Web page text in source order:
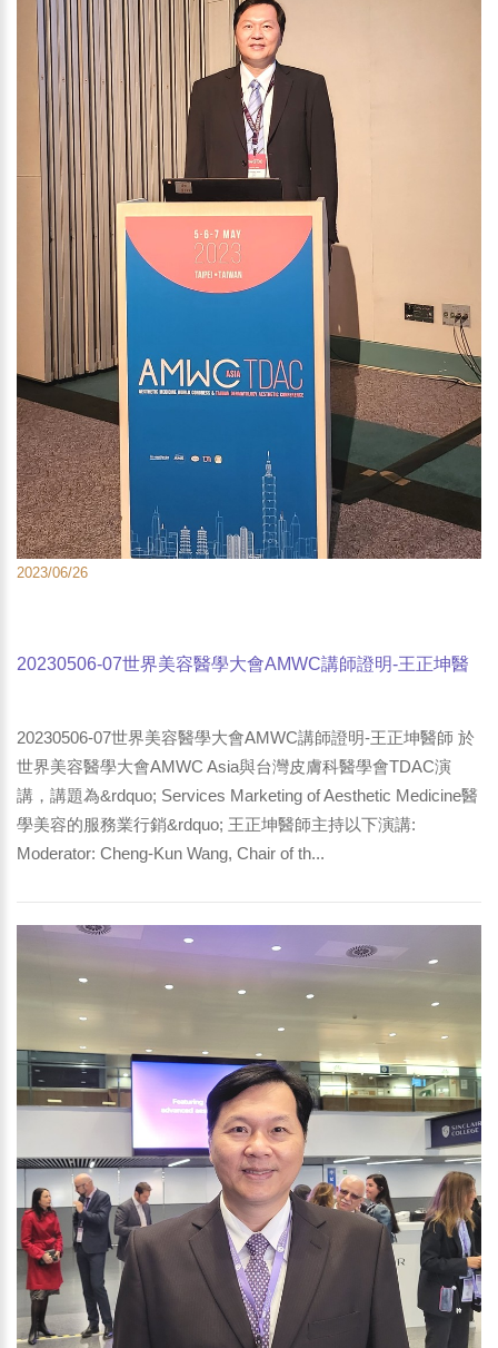
2023/06/26
20230506-07世界美容醫學大會AMWC講師證明-王正坤醫
20230506-07世界美容醫學大會AMWC講師證明-王正坤醫師 於
世界美容醫學大會AMWC Asia與台灣皮膚科醫學會TDAC演
講，講題為&rdquo; Services Marketing of Aesthetic Medicine醫
學美容的服務業行銷&rdquo; 王正坤醫師主持以下演講:
Moderator: Cheng-Kun Wang, Chair of th...